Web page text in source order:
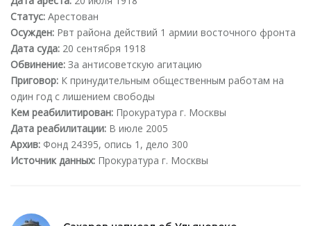
Статус: Арестован
Осужден: Рвт района действий 1 армии восточного фронта
Дата суда: 20 сентября 1918
Обвинение: За антисоветскую агитацию
Приговор: К принудительным общественным работам на
один год с лишением свободы
Кем реабилитирован: Прокуратура г. Москвы
Дата реабилитации: В июле 2005
Архив: Фонд 24395, опись 1, дело 300
Источник данных: Прокуратура г. Москвы